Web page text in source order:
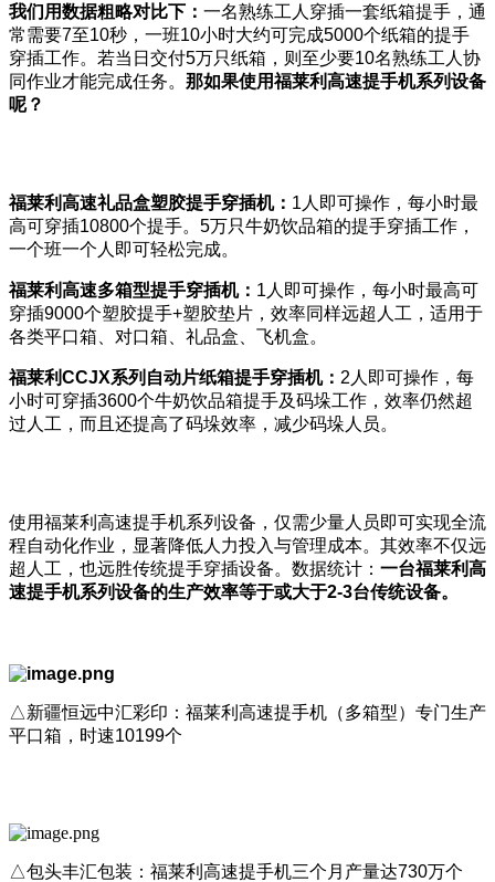
我们用数据粗略对比下： 一名熟练工人穿插一套纸箱提手，通
常需要7至10秒，一班10小时大约可完成5000个纸箱的提手
穿插工作。若当日交付5万只纸箱，则至少要10名熟练工人协
同作业才能完成任务。 那如果使用福莱利高速提手机系列设备
呢？
福莱利高速礼品盒塑胶提手穿插机： 1人即可操作，每小时最
高可穿插10800个提手。5万只牛奶饮品箱的提手穿插工作，
一个班一个人即可轻松完成。
福莱利高速多箱型提手穿插机： 1人即可操作，每小时最高可
穿插9000个塑胶提手+塑胶垫片，效率同样远超人工，适用于
各类平口箱、对口箱、礼品盒、飞机盒。
福莱利CCJX系列自动片纸箱提手穿插机： 2人即可操作，每
小时可穿插3600个牛奶饮品箱提手及码垛工作，效率仍然超
过人工，而且还提高了码垛效率，减少码垛人员。
使用福莱利高速提手机系列设备，仅需少量人员即可实现全流
程自动化作业，显著降低人力投入与管理成本。其效率不仅远
超人工，也远胜传统提手穿插设备。数据统计： 一台福莱利高
速提手机系列设备的生产效率等于或大于2-3台传统设备。
△新疆恒远中汇彩印：福莱利高速提手机（多箱型）专门生产
平口箱，时速10199个
△包头丰汇包装：福莱利高速提手机三个月产量达730万个